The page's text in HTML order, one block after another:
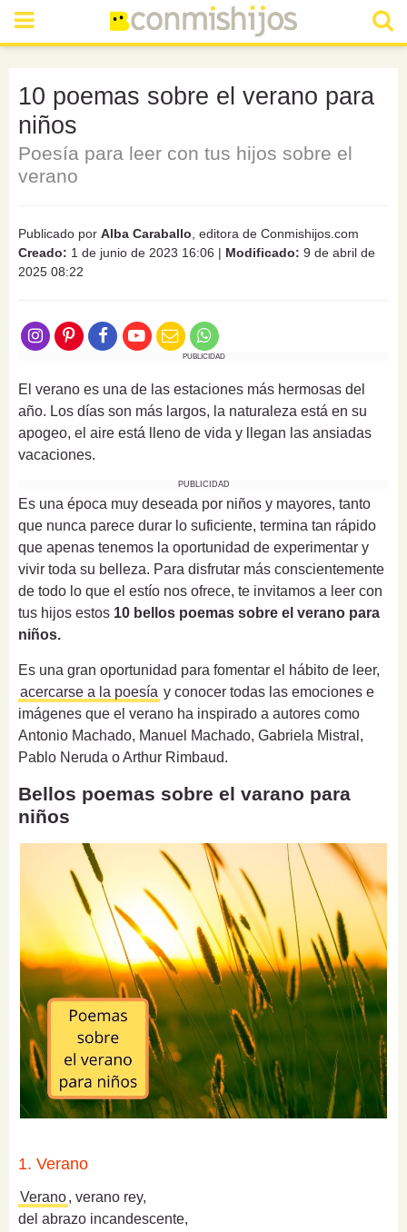
10 poemas sobre el verano para
niños
Poesía para leer con tus hijos sobre el
verano
Publicado por Alba Caraballo , editora de Conmishijos.com
Creado: 1 de junio de 2023 16:06 | Modificado: 9 de abril de
2025 08:22
PUBLICIDAD
El verano es una de las estaciones más hermosas del
año. Los días son más largos, la naturaleza está en su
apogeo, el aire está lleno de vida y llegan las ansiadas
vacaciones.
PUBLICIDAD
Es una época muy deseada por niños y mayores, tanto
que nunca parece durar lo suficiente, termina tan rápido
que apenas tenemos la oportunidad de experimentar y
vivir toda su belleza. Para disfrutar más conscientemente
de todo lo que el estío nos ofrece, te invitamos a leer con
tus hijos estos 10 bellos poemas sobre el verano para
niños.
Es una gran oportunidad para fomentar el hábito de leer,
acercarse a la poesía y conocer todas las emociones e
imágenes que el verano ha inspirado a autores como
Antonio Machado, Manuel Machado, Gabriela Mistral,
Pablo Neruda o Arthur Rimbaud.
Bellos poemas sobre el varano para
niños
1. Verano
Verano, verano rey,
del abrazo incandescente,